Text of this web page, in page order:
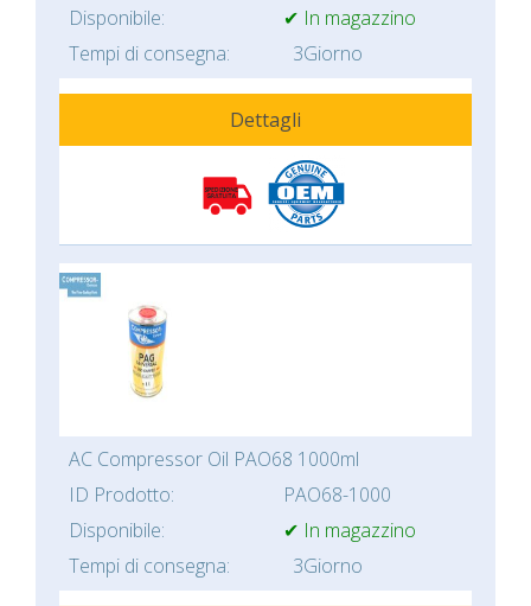
Disponibile:
✔ In magazzino
Tempi di consegna:
3Giorno
Dettagli
AC Compressor Oil PAO68 1000ml
ID Prodotto:
PAO68-1000
Disponibile:
✔ In magazzino
Tempi di consegna:
3Giorno